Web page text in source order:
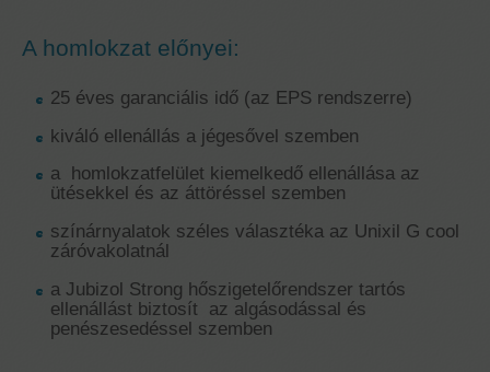
A homlokzat előnyei:
25 éves garanciális idő (az EPS rendszerre)
kiváló ellenállás a jégesővel szemben
a homlokzatfelület kiemelkedő ellenállása az
ütésekkel és az áttöréssel szemben
színárnyalatok széles választéka az Unixil G cool
záróvakolatnál
a Jubizol Strong hőszigetelőrendszer tartós
ellenállást biztosít az algásodással és
penészesedéssel szemben